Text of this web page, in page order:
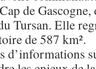
de Gascogne,
Tursan. Elle
de 587 km².
d’informations